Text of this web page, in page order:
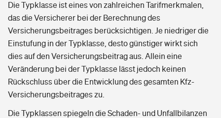
Die Typklasse ist eines von zahlreichen Tarifmerkmalen,
das die Versicherer bei der Berechnung des
Versicherungsbeitrages berücksichtigen. Je niedriger die
Einstufung in der Typklasse, desto günstiger wirkt sich
dies auf den Versicherungsbeitrag aus. Allein eine
Veränderung bei der Typklasse lässt jedoch keinen
Rückschluss über die Entwicklung des gesamten Kfz-
Versicherungsbeitrages zu.
Die Typklassen spiegeln die Schaden- und Unfallbilanzen